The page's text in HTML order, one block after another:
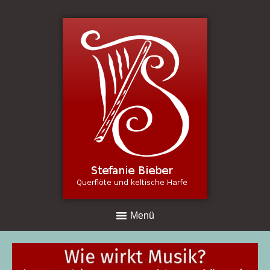
Menü
Harfe - Lernen, Spielen , Hören
Shop für Noten und Online-Kurse
1:1 Unterricht - Live und Online
Individuelle Feedback Videos